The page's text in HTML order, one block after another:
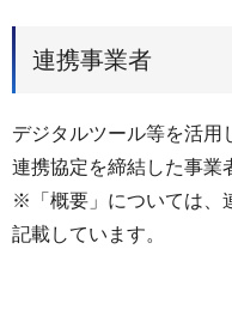
連携事業者
デジタルツール等を活用
連携協定を締結した事業
※「概要」については、
記載しています。